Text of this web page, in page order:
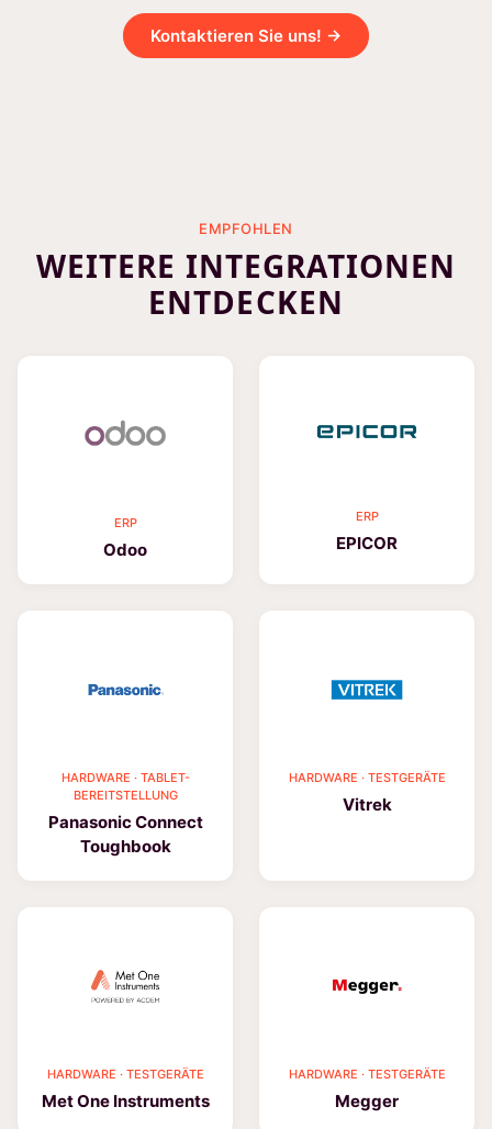
Kontaktieren Sie uns! →
EMPFOHLEN
WEITERE INTEGRATIONEN
ENTDECKEN
ERP
Odoo
ERP
EPICOR
HARDWARE · TABLET-
BEREITSTELLUNG
Panasonic Connect
Toughbook
HARDWARE · TESTGERÄTE
Vitrek
HARDWARE · TESTGERÄTE
Met One Instruments
HARDWARE · TESTGERÄTE
Megger